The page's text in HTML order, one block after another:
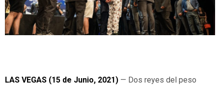
LAS VEGAS (15 de Junio, 2021) — Dos reyes del peso